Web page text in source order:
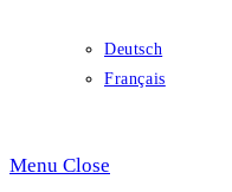
Deutsch
Français
Menu Close